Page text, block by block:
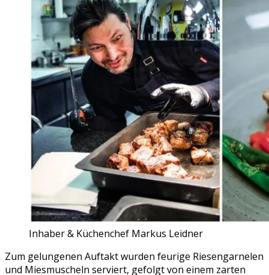
Inhaber & Küchenchef Markus Leidner
Zum gelungenen Auftakt wurden feurige Riesengarnelen
und Miesmuscheln serviert, gefolgt von einem zarten